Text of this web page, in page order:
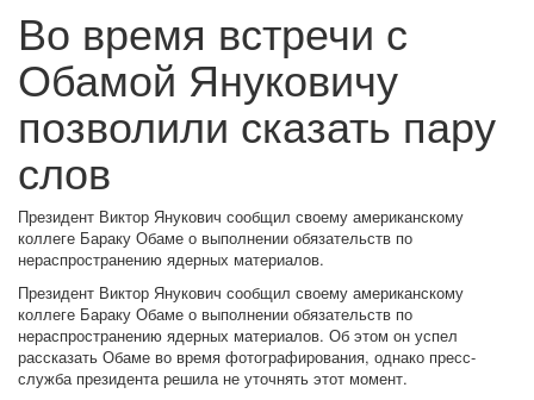
Во время встречи с
Обамой Януковичу
позволили сказать пару
слов
Президент Виктор Янукович сообщил своему американскому
коллеге Бараку Обаме о выполнении обязательств по
нераспространению ядерных материалов.
Президент Виктор Янукович сообщил своему американскому
коллеге Бараку Обаме о выполнении обязательств по
нераспространению ядерных материалов. Об этом он успел
рассказать Обаме во время фотографирования, однако пресс-
служба президента решила не уточнять этот момент.